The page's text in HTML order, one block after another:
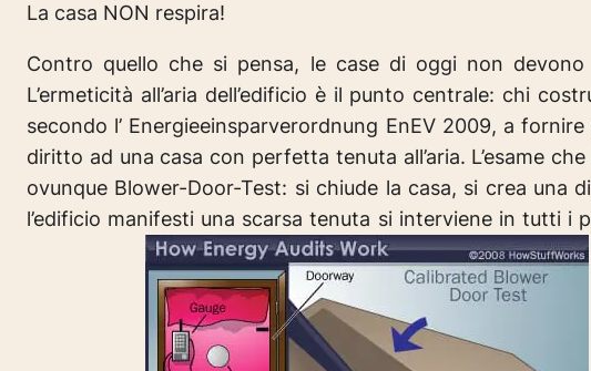
La casa NON respira!
Contro quello che si pensa, le case di oggi non devono
L’ermeticità all’aria dell’edificio è il punto centrale: chi
secondo l’ Energieeinsparverordnung EnEV 2009, a
diritto ad una casa con perfetta tenuta all’aria. L’esame
ovunque Blower-Door-Test: si chiude la casa, si crea
l’edificio manifesti una scarsa tenuta si interviene in tutti